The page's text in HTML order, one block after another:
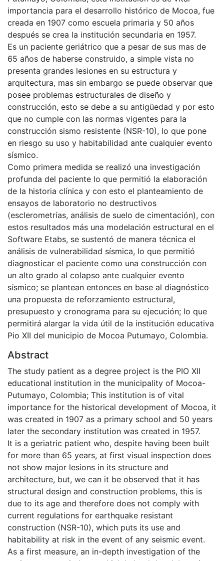
importancia para el desarrollo histórico de Mocoa, fue
creada en 1907 como escuela primaria y 50 años
después se crea la institución secundaria en 1957.
Es un paciente geriátrico que a pesar de sus mas de
65 años de haberse construido, a simple vista no
presenta grandes lesiones en su estructura y
arquitectura, mas sin embargo se puede observar que
posee problemas estructurales de diseño y
construcción, esto se debe a su antigüedad y por esto
que no cumple con las normas vigentes para la
construcción sismo resistente (NSR-10), lo que pone
en riesgo su uso y habitabilidad ante cualquier evento
sísmico.
Como primera medida se realizó una investigación
profunda del paciente lo que permitió la elaboración
de la historia clínica y con esto el planteamiento de
ensayos de laboratorio no destructivos
(esclerometrías, análisis de suelo de cimentación), con
estos resultados más una modelación estructural en el
Software Etabs, se sustentó de manera técnica el
análisis de vulnerabilidad sísmica, lo que permitió
diagnosticar el paciente como una construcción con
un alto grado al colapso ante cualquier evento
sísmico; se plantean entonces en base al diagnóstico
una propuesta de reforzamiento estructural,
presupuesto y cronograma para su ejecución; lo que
permitirá alargar la vida útil de la institución educativa
Pio XII del municipio de Mocoa Putumayo, Colombia.
Abstract
The study patient as a degree project is the PIO XII
educational institution in the municipality of Mocoa-
Putumayo, Colombia; This institution is of vital
importance for the historical development of Mocoa, it
was created in 1907 as a primary school and 50 years
later the secondary institution was created in 1957.
It is a geriatric patient who, despite having been built
for more than 65 years, at first visual inspection does
not show major lesions in its structure and
architecture, but, we can it be observed that it has
structural design and construction problems, this is
due to its age and therefore does not comply with
current regulations for earthquake resistant
construction (NSR-10), which puts its use and
habitability at risk in the event of any seismic event.
As a first measure, an in-depth investigation of the